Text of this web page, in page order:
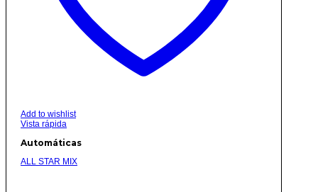
Add to wishlist
Vista rápida
Automáticas
ALL STAR MIX